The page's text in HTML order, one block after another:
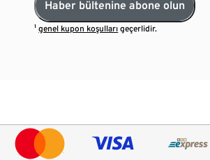
Haber bültenine abone olun
¹genel kupon koşulları geçerlidir.